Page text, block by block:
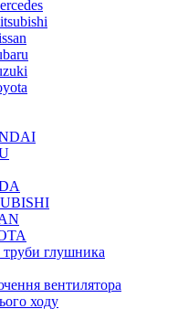
глушника
вентилятора
ходу